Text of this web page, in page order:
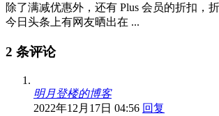
除了满减优惠外，还有 Plus 会员的折扣，折
今日头条上有网友晒出在 ...
2 条评论
明月登楼的博客
2022年12月17日 04:56 回复